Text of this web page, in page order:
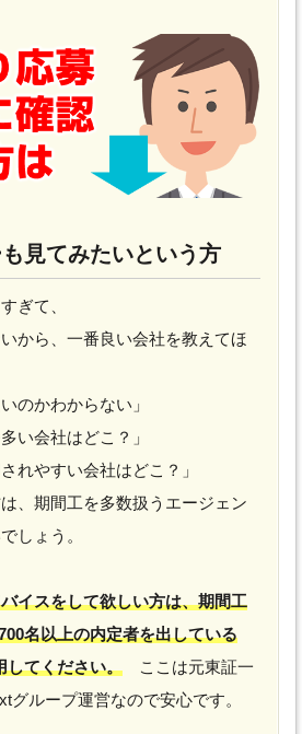
見てみたいという方
ぎて、
いから、一番良い会社を教えてほ
のかわからない」
い会社はどこ？」
れやすい会社はどこ？」
、期間工を多数扱うエージェン
しょう。
イスをして欲しい方は、期間工
名以上の内定者を出している
してください。 ここは元東証一
グループ運営なので安心です。